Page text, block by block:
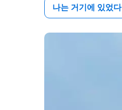
나는 거기에 있었다